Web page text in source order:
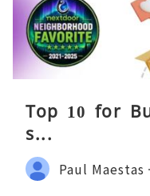
Top 10 for
s...
Paul Maestas